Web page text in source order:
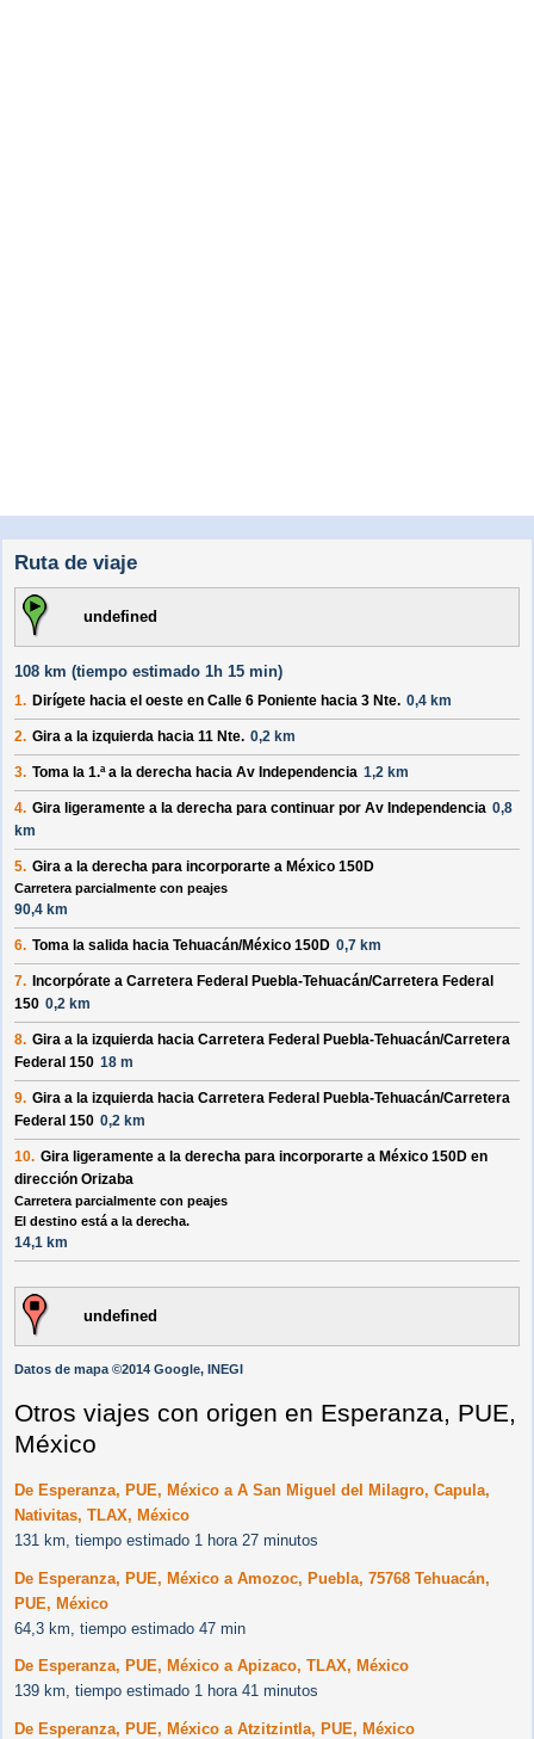
Ruta de viaje
undefined
108 km (tiempo estimado 1h 15 min)
1. Dirígete hacia el oeste en Calle 6 Poniente hacia 3 Nte. 0,4 km
2. Gira a la izquierda hacia 11 Nte. 0,2 km
3. Toma la 1.ª a la derecha hacia Av Independencia 1,2 km
4. Gira ligeramente a la derecha para continuar por Av Independencia 0,8
km
5. Gira a la derecha para incorporarte a México 150D
Carretera parcialmente con peajes
90,4 km
6. Toma la salida hacia Tehuacán/México 150D 0,7 km
7. Incorpórate a Carretera Federal Puebla-Tehuacán/Carretera Federal
150 0,2 km
8. Gira a la izquierda hacia Carretera Federal Puebla-Tehuacán/Carretera
Federal 150 18 m
9. Gira a la izquierda hacia Carretera Federal Puebla-Tehuacán/Carretera
Federal 150 0,2 km
10. Gira ligeramente a la derecha para incorporarte a México 150D en
dirección Orizaba
Carretera parcialmente con peajes
El destino está a la derecha.
14,1 km
undefined
Datos de mapa ©2014 Google, INEGI
Otros viajes con origen en Esperanza, PUE,
México
De Esperanza, PUE, México a A San Miguel del Milagro, Capula,
Nativitas, TLAX, México
131 km, tiempo estimado 1 hora 27 minutos
De Esperanza, PUE, México a Amozoc, Puebla, 75768 Tehuacán,
PUE, México
64,3 km, tiempo estimado 47 min
De Esperanza, PUE, México a Apizaco, TLAX, México
139 km, tiempo estimado 1 hora 41 minutos
De Esperanza, PUE, México a Atzitzintla, PUE, México